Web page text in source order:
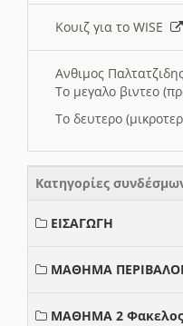
Κουιζ για το WISE
Ανθιμος
Το μεγαλο βιντεο
Το δευτερο
Κατηγορίες
ΕΙΣΑΓΩΓΗ
ΜΑΘΗΜΑ
ΜΑΘΗΜΑ 2 Φακελος